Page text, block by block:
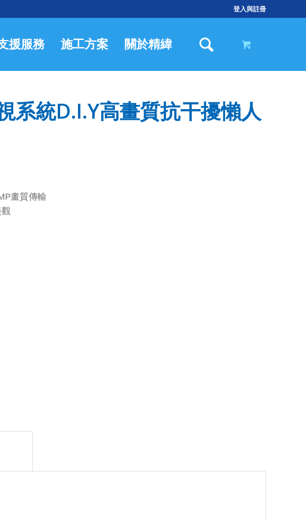
登入與註冊
援服務 施工方案 關於精緯
系統D.I.Y高畫質抗干擾懶人
畫質傳輸